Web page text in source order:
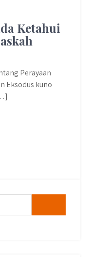
Ketahui
Perayaan
Eksodus kuno